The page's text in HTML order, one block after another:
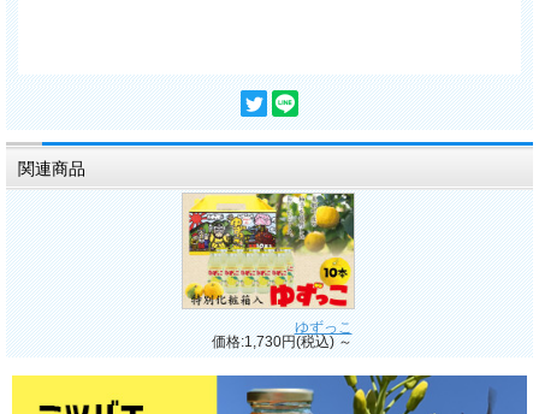
関連商品
ゆずっこ
価格:1,730円(税込)～